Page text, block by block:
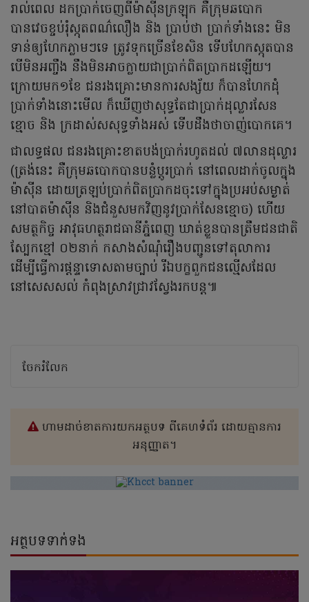
រាល់ពេល ដកប្រាក់ចេញពីម៉ាស៊ីនក្រឡុក គឺក្រុមឆបោក
បានវេចខ្ចប់រុំស្កុតពណ៌លឿង និង ប្រាប់ថា ប្រាក់ទាំងនេះ មិន
ទាន់ឲ្យហែកភ្លាមៗទេ ត្រូវទុកច្រើនខែសិន ទើបហែកស្កុតបាន
បើមិនអញ្ចឹង នឹងមិនអាចក្លាយជាប្រាក់ពិតប្រាកដឡើយ។
ក្រោយមក១ខែ ជនរងគ្រោះមានការសង្ស័យ ក៏បានហែកដុំ
ប្រាក់ទាំងនោះមើល ក៏ឃើញថាសុទ្ធតែជាប្រាក់ដុល្លារសែន
ខ្មោច និង ក្រដាស់សសុទ្ធទាំងអស់ ទើបដឹងថាចាញ់បោកគេ។
ជាលទ្ធផល ជនរងគ្រោះខាតបង់ប្រាក់រហូតដល់ ៧លានដុល្លារ
(ត្រង់នេះ គឺក្រុមឆបោកបានបន្លំប្តូរប្រាក់ នៅពេលដាក់ចូលក្នុង
ម៉ាស៊ីន ដោយត្រឡប់ប្រាក់ពិតប្រាកដចុះទៅក្នុងប្រអប់សម្ងាត់
នៅបាតម៉ាស៊ីន និងជំនួសមកវិញនូវប្រាក់សែនខ្មោច) ហើយ
សមត្ថកិច្ច អាវុធហត្ថរាជធានីភ្នំពេញ ឃាត់ខ្លួនបានត្រឹមជនជាតិ
ស្បែកខ្មៅ ០២នាក់ កសាងសំណុំរឿងបញ្ជូនទៅតុលាការ
ដើម្បីធ្វើការផ្តន្ទាទោសតាមច្បាប់ រីឯបក្ខពួកជនល្មើសដែល
នៅសេសសល់ កំពុងស្រាវជ្រាវស្វែងរកបន្ត៕
ចែករំលែក
ហាមដាច់ខាតការយកអត្ថបទ ពីគេហទំព័រ ដោយគ្មានការ
អនុញ្ញាត។
អត្ថបទទាក់ទង